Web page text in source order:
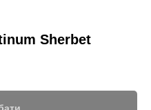
Sherbet